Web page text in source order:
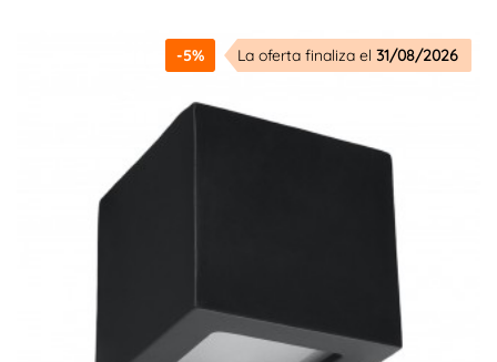
-5% La oferta finaliza el 31/08/2026